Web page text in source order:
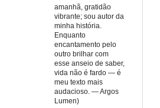
amanhã, gratidão
vibrante; sou autor da
minha história.
Enquanto
encantamento pelo
outro brilhar com
esse anseio de saber,
vida não é fardo — é
meu texto mais
audacioso. — Argos
Lumen)